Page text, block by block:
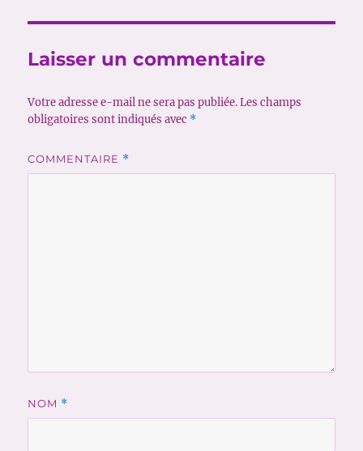
Laisser un commentaire
Votre adresse e-mail ne sera pas publiée. Les champs
obligatoires sont indiqués avec *
COMMENTAIRE *
NOM *